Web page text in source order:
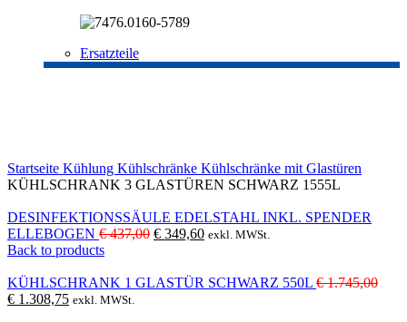
Ersatzteile
Startseite Kühlung Kühlschränke Kühlschränke mit Glastüren
KÜHLSCHRANK 3 GLASTÜREN SCHWARZ 1555L
DESINFEKTIONSSÄULE EDELSTAHL INKL. SPENDER
ELLEBOGEN €437,00 Ursprünglicher
€ 437,00
€ 349,60Aktueller
€ 349,60.
exkl. MWSt.
Back to products
KÜHLSCHRANK 1 GLASTÜR SCHWARZ 550L €1.745,00
€ 1.308,75Aktueller
exkl. MWSt.